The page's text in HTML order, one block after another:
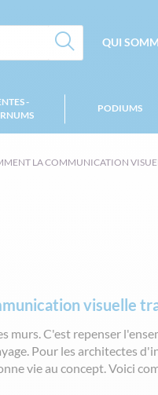
QUI
-
PODIUMS
LA COMMUNICATION
visuelle
C'est repenser
Pour les architectes
vie au concept. Voici